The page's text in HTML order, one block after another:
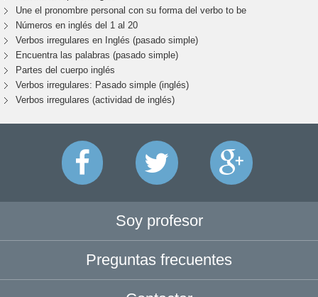
Une el pronombre personal con su forma del verbo to be
Números en inglés del 1 al 20
Verbos irregulares en Inglés (pasado simple)
Encuentra las palabras (pasado simple)
Partes del cuerpo inglés
Verbos irregulares: Pasado simple (inglés)
Verbos irregulares (actividad de inglés)
Soy profesor
Preguntas frecuentes